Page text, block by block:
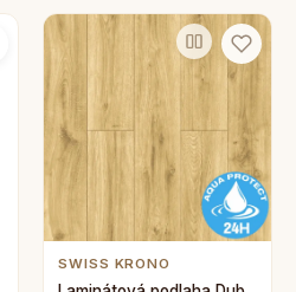
SWISS KRONO